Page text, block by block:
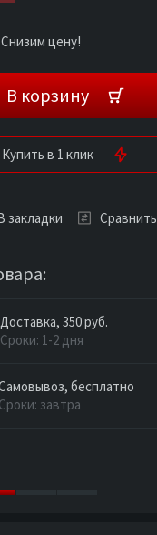
Снизим цену!
В корзину
Купить в 1 клик
закладки Сравнить
Доставка, 350 руб.
Сроки: 1-2 дня
бесплатно
Сроки: завтра